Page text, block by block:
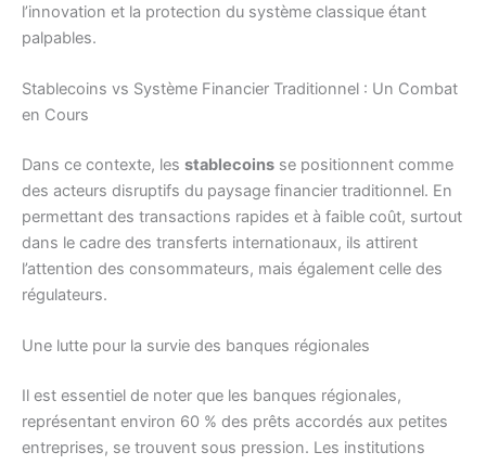
l’innovation et la protection du système classique étant
palpables.
Stablecoins vs Système Financier Traditionnel : Un Combat
en Cours
Dans ce contexte, les stablecoins se positionnent comme
des acteurs disruptifs du paysage financier traditionnel. En
permettant des transactions rapides et à faible coût, surtout
dans le cadre des transferts internationaux, ils attirent
l’attention des consommateurs, mais également celle des
régulateurs.
Une lutte pour la survie des banques régionales
Il est essentiel de noter que les banques régionales,
représentant environ 60 % des prêts accordés aux petites
entreprises, se trouvent sous pression. Les institutions